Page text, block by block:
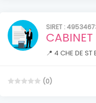
SIRET :
📍 4 CHE DE ST
(0)